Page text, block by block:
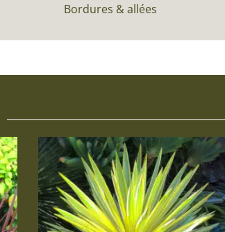
Bordures & allées
Ce
produit
a
plusieurs
variations.